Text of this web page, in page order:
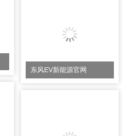
东风EV新能源官网